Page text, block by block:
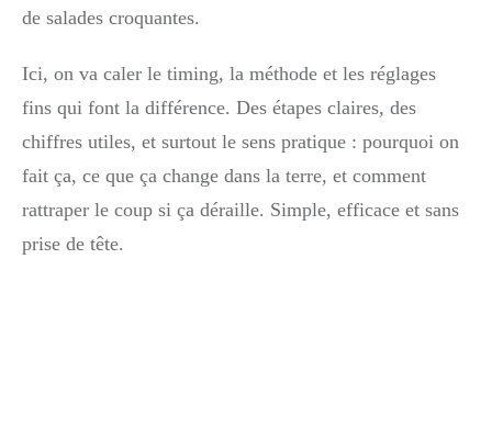
de salades croquantes.
Ici, on va caler le timing, la méthode et les réglages
fins qui font la différence. Des étapes claires, des
chiffres utiles, et surtout le sens pratique : pourquoi on
fait ça, ce que ça change dans la terre, et comment
rattraper le coup si ça déraille. Simple, efficace et sans
prise de tête.